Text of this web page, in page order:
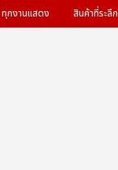
ทุกงานแสดง สินค้าที่ระลึก